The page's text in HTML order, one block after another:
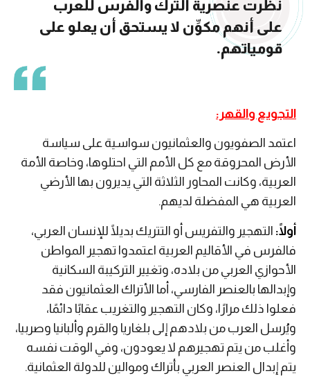
نظرت عنصرية الترك والفرس للعرب
على أنهم مكوِّن لا يستحق أن يعلو على
قومياتهم.
التجويع والقهر:
اعتمد الصفويون والعثمانيون سواسية على سياسة
الأرض المحروقة مع كل الأمم التي احتلوها، وخاصة الأمة
العربية، وكانت المحاور الثلاثة التي يديرون بها الأرضي
العربية هي المفضلة لديهم.
أولًا: التهجير والتفريس أو التتريك بديلًا للإنسان العربي،
فالفرس في الأقاليم العربية اعتمدوا تهجير المواطن
الأحوازي العربي من بلاده، وتغيير التركيبة السكانية
وإبدالها بالعنصر الفارسي، أما الأتراك العثمانيون فقد
فعلوا ذلك مرارًا، وكان التهجير والتغريب عقابًا دائمًا،
ويُرسل العرب من بلادهم إلى بلغاريا والقرم وألبانيا وصربيا،
وأغلب من يتم تهجيرهم لا يعودون، وفي الوقت نفسه
يتم إبدال العنصر العربي بأتراك وموالين للدولة العثمانية.